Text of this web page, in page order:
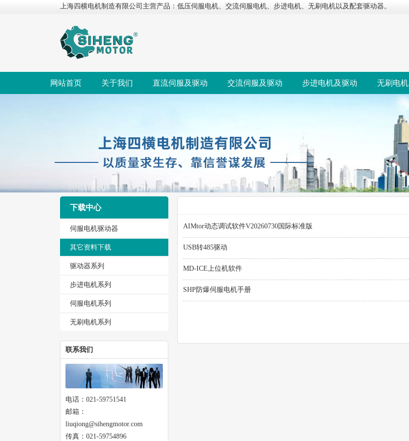
上海四横电机制造有限公司主营产品：低压伺服电机、交流伺服电机、步进电机、无刷电机以及配套驱动器。
网站首页 关于我们 直流伺服及驱动 交流伺服及驱动 步进电机及驱动 无刷电机
下载中心
伺服电机驱动器
其它资料下载
驱动器系列
步进电机系列
伺服电机系列
无刷电机系列
联系我们
电话：021-59751541
邮箱：
liuqiong@sihengmotor.com
传真：021-59754896
AIMtor动态调试软件V20260730国际标准版
USB转485驱动
MD-ICE上位机软件
SHP防爆伺服电机手册